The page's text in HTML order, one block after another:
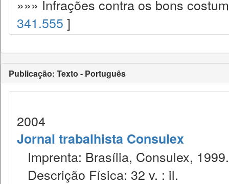
»»» Infrações contra os bons
341.555 ]
Publicação: Texto - Português
2004
Jornal trabalhista Consulex
Imprenta: Brasília, Consulex, 1999.
Descrição Física: 32 v. : il.